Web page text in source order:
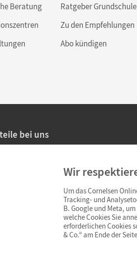
Beratung
Ratgeber Grundschule
Zu den Empfehlungen
Abo kündigen
bei uns
Angebote für Lehrkräfte
Einkaufen mit SSL-Verschlüsselung
Widerrufsfristvon 4 Wochen
und einfache Retourenabwicklung
Wir
Um das Cornelsen
Tracking- und
B. Google und Meta,
welche Cookies Sie
erforderlichen Cookies
& Co.“ am Ende der